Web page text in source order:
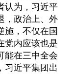
认为，习近平
，政治上、外
施，不仅在国
党内应该也是
能在三中全会
习近平集团出